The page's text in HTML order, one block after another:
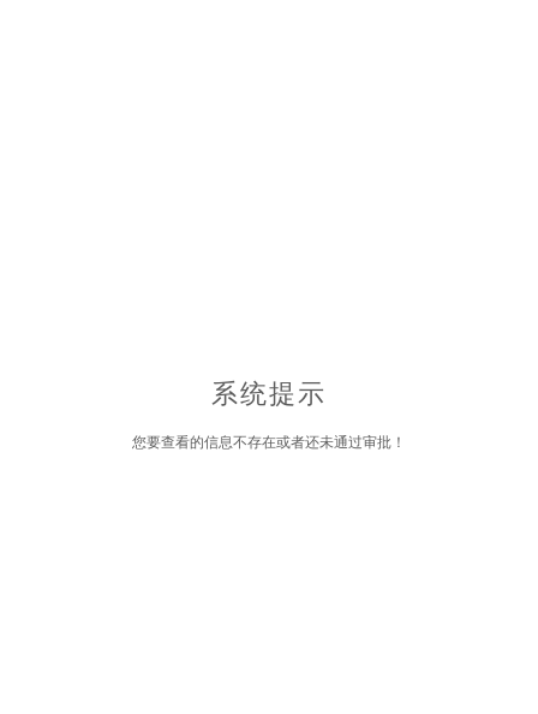
系统提示
您要查看的信息不存在或者还未通过审批！